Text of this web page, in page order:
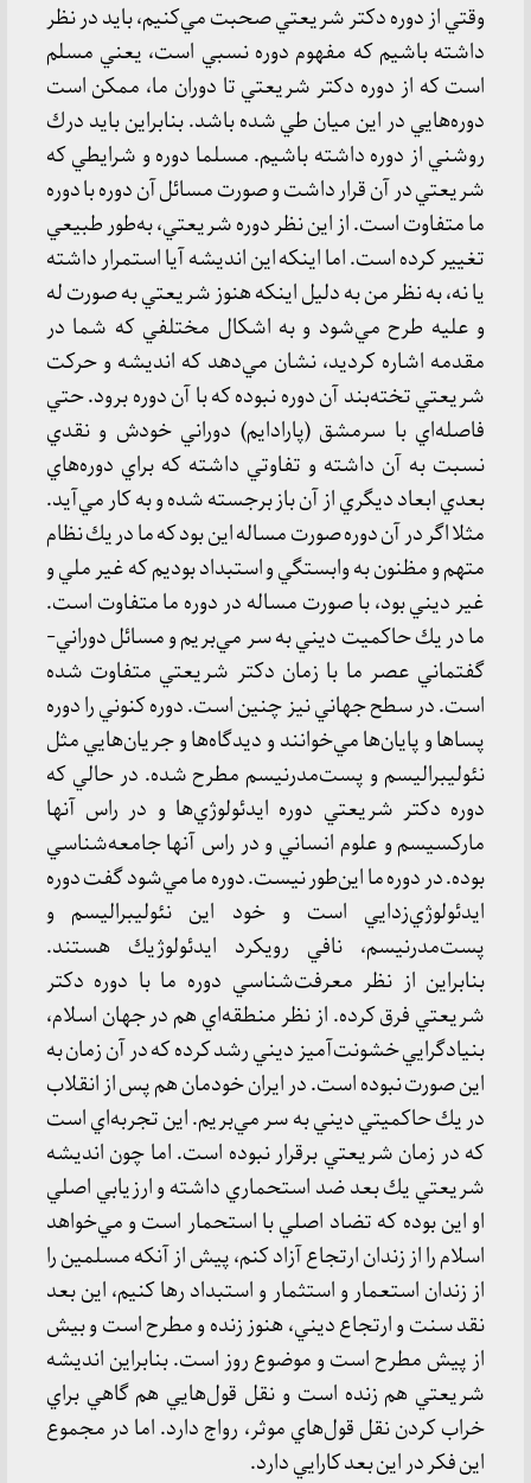
وقتي از دوره دكتر شريعتي صحبت مي‌كنيم، بايد در نظر
داشته باشيم كه مفهوم دوره نسبي است، يعني مسلم
است كه از دوره دكتر شريعتي تا دوران ما، ممكن است
دوره‌هايي در اين ميان طي شده باشد. بنابراين بايد درك
روشني از دوره داشته باشيم. مسلما دوره و شرايطي كه
شريعتي در آن قرار داشت و صورت مسائل آن دوره با دوره
ما متفاوت است. از اين نظر دوره شريعتي، به‌طور طبيعي
تغيير كرده است. اما اينكه اين انديشه آيا استمرار داشته
يا نه، به نظر من به دليل اينكه هنوز شريعتي به صورت له
و عليه طرح مي‌شود و به اشكال مختلفي كه شما در
مقدمه اشاره كرديد، نشان مي‌دهد كه انديشه و حركت
شريعتي تخته‌بند آن دوره نبوده كه با آن دوره برود. حتي
فاصله‌اي با سرمشق (پارادايم) دوراني خودش و نقدي
نسبت به آن داشته و تفاوتي داشته كه براي دوره‌هاي
بعدي ابعاد ديگري از آن باز برجسته شده و به كار مي‌آيد.
مثلا اگر در آن دوره صورت مساله اين بود كه ما در يك نظام
متهم و مظنون به وابستگي و استبداد بوديم كه غير ملي و
غير ديني بود، با صورت مساله در دوره ما متفاوت است.
ما در يك حاكميت ديني به سر مي‌بريم و مسائل دوراني-
گفتماني عصر ما با زمان دكتر شريعتي متفاوت شده
است. در سطح جهاني نيز چنين است. دوره كنوني را دوره
پساها و پايان‌ها مي‌خوانند و ديدگاه‌ها و جريان‌هايي مثل
نئوليبراليسم و پست‌مدرنيسم مطرح شده. در حالي كه
دوره دكتر شريعتي دوره ايدئولوژي‌ها و در راس آنها
ماركسيسم و علوم انساني و در راس آنها جامعه‌شناسي
بوده. در دوره ما اين‌طور نيست. دوره ما مي‌شود گفت دوره
ايدئولوژي‌زدايي است و خود اين نئوليبراليسم و
پست‌مدرنيسم، نافي رويكرد ايدئولوژيك هستند.
بنابراين از نظر معرفت‌شناسي دوره ما با دوره دكتر
شريعتي فرق كرده. از نظر منطقه‌اي هم در جهان اسلام،
بنيادگرايي خشونت‌آميز ديني رشد كرده كه در آن زمان به
اين صورت نبوده است. در ايران خودمان هم پس از انقلاب
در يك حاكميتي ديني به سر مي‌بريم. اين تجربه‌اي است
كه در زمان شريعتي برقرار نبوده است. اما چون انديشه
شريعتي يك بعد ضد استحماري داشته و ارزيابي اصلي
او اين بوده كه تضاد اصلي با استحمار است و مي‌خواهد
اسلام را از زندان ارتجاع آزاد كنم، پيش از آنكه مسلمين را
از زندان استعمار و استثمار و استبداد رها كنيم، اين بعد
نقد سنت و ارتجاع ديني، هنوز زنده و مطرح است و بيش
از پيش مطرح است و موضوع روز است. بنابراين انديشه
شريعتي هم زنده است و نقل قول‌هايي هم گاهي براي
خراب كردن نقل قول‌هاي موثر، رواج دارد. اما در مجموع
اين فكر در اين بعد كارايي دارد.